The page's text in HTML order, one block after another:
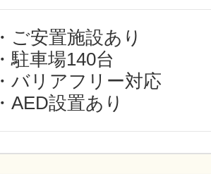
・ご安置施設あり
・駐車場140台
・バリアフリー対応
・AED設置あり